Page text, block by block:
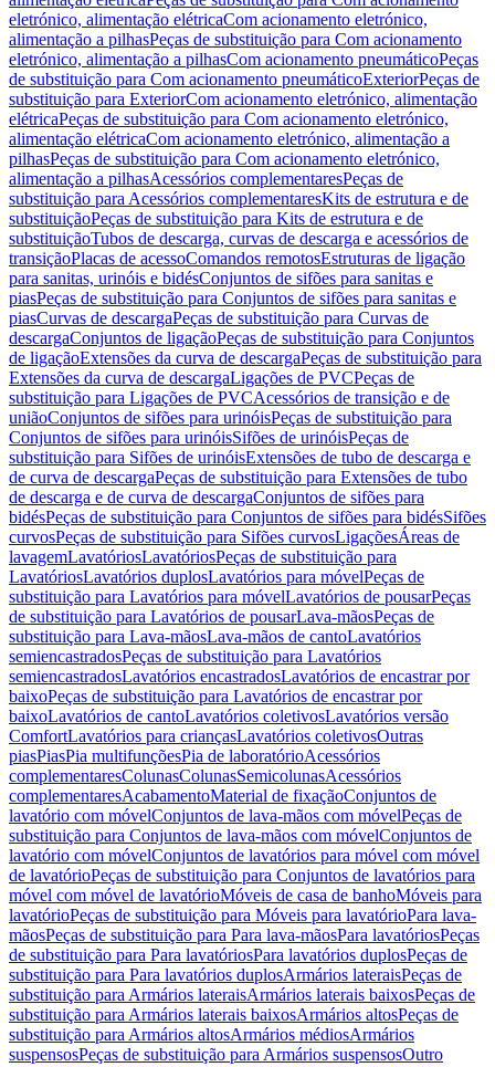
eletrónico, alimentação elétricaCom acionamento eletrónico,
alimentação a pilhasPeças de substituição para Com acionamento
eletrónico, alimentação a pilhasCom acionamento pneumáticoPeças
de substituição para Com acionamento pneumáticoExteriorPeças de
substituição para ExteriorCom acionamento eletrónico, alimentação
elétricaPeças de substituição para Com acionamento eletrónico,
alimentação elétricaCom acionamento eletrónico, alimentação a
pilhasPeças de substituição para Com acionamento eletrónico,
alimentação a pilhasAcessórios complementaresPeças de
substituição para Acessórios complementaresKits de estrutura e de
substituiçãoPeças de substituição para Kits de estrutura e de
substituiçãoTubos de descarga, curvas de descarga e acessórios de
transiçãoPlacas de acessoComandos remotosEstruturas de ligação
para sanitas, urinóis e bidésConjuntos de sifões para sanitas e
piasPeças de substituição para Conjuntos de sifões para sanitas e
piasCurvas de descargaPeças de substituição para Curvas de
descargaConjuntos de ligaçãoPeças de substituição para Conjuntos
de ligaçãoExtensões da curva de descargaPeças de substituição para
Extensões da curva de descargaLigações de PVCPeças de
substituição para Ligações de PVCAcessórios de transição e de
uniãoConjuntos de sifões para urinóisPeças de substituição para
Conjuntos de sifões para urinóisSifões de urinóisPeças de
substituição para Sifões de urinóisExtensões de tubo de descarga e
de curva de descargaPeças de substituição para Extensões de tubo
de descarga e de curva de descargaConjuntos de sifões para
bidésPeças de substituição para Conjuntos de sifões para bidésSifões
curvosPeças de substituição para Sifões curvosLigaçõesÁreas de
lavagemLavatóriosLavatóriosPeças de substituição para
LavatóriosLavatórios duplosLavatórios para móvelPeças de
substituição para Lavatórios para móvelLavatórios de pousarPeças
de substituição para Lavatórios de pousarLava-mãosPeças de
substituição para Lava-mãosLava-mãos de cantoLavatórios
semiencastradosPeças de substituição para Lavatórios
semiencastradosLavatórios encastradosLavatórios de encastrar por
baixoPeças de substituição para Lavatórios de encastrar por
baixoLavatórios de cantoLavatórios coletivosLavatórios versão
ComfortLavatórios para criançasLavatórios coletivosOutras
piasPiasPia multifunçõesPia de laboratórioAcessórios
complementaresColunasColunasSemicolunasAcessórios
complementaresAcabamentoMaterial de fixaçãoConjuntos de
lavatório com móvelConjuntos de lava-mãos com móvelPeças de
substituição para Conjuntos de lava-mãos com móvelConjuntos de
lavatório com móvelConjuntos de lavatórios para móvel com móvel
de lavatórioPeças de substituição para Conjuntos de lavatórios para
móvel com móvel de lavatórioMóveis de casa de banhoMóveis para
lavatórioPeças de substituição para Móveis para lavatórioPara lava-
mãosPeças de substituição para Para lava-mãosPara lavatóriosPeças
de substituição para Para lavatóriosPara lavatórios duplosPeças de
substituição para Para lavatórios duplosArmários lateraisPeças de
substituição para Armários lateraisArmários laterais baixosPeças de
substituição para Armários laterais baixosArmários altosPeças de
substituição para Armários altosArmários médiosArmários
suspensosPeças de substituição para Armários suspensosOutro